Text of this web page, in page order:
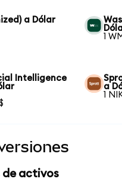
a Dólar
1
Intelligence
a
1
de activos